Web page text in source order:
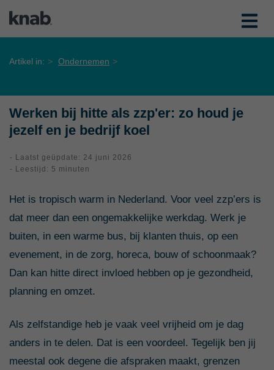
Artikel in: Ondernemen
Werken bij hitte als zzp'er: zo houd je
jezelf en je bedrijf koel
- Laatst geüpdate: 24 juni 2026
- Leestijd: 5 minuten
Het is tropisch warm in Nederland. Voor veel zzp’ers is
dat meer dan een ongemakkelijke werkdag. Werk je
buiten, in een warme bus, bij klanten thuis, op een
evenement, in de zorg, horeca, bouw of schoonmaak?
Dan kan hitte direct invloed hebben op je gezondheid,
planning en omzet.
Als zelfstandige heb je vaak veel vrijheid om je dag
anders in te delen. Dat is een voordeel. Tegelijk ben jij
meestal ook degene die afspraken maakt, grenzen